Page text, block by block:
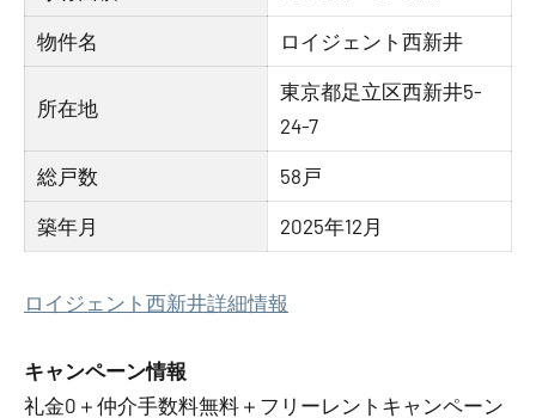
物件名 ロイジェント西新井
所在地
東京都足立区西新井5-
24-7
総戸数 58戸
築年月 2025年12月
ロイジェント西新井詳細情報
キャンペーン情報
礼金0 ＋ 仲介手数料無料 ＋ フリーレント キャンペーン